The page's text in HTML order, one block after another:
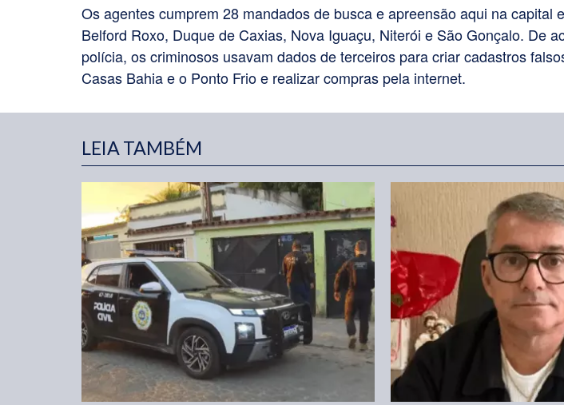
Os agentes cumprem 28 mandados de busca e apreensão aqui na capital
Belford Roxo, Duque de Caxias, Nova Iguaçu, Niterói e São Gonçalo. De
polícia, os criminosos usavam dados de terceiros para criar cadastros
Casas Bahia e o Ponto Frio e realizar compras pela internet.
LEIA TAMBÉM